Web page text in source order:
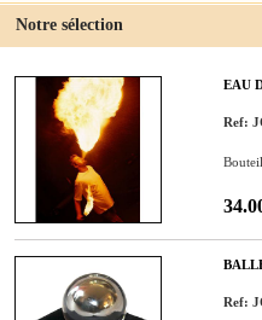
Notre sélection
EAU
Ref:
Ref: